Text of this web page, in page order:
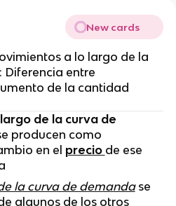
New cards
a lo largo de la
Diferencia entre
de la cantidad
de la curva de
producen como
en el precio de ese
la curva de demandase
algunos de los otros